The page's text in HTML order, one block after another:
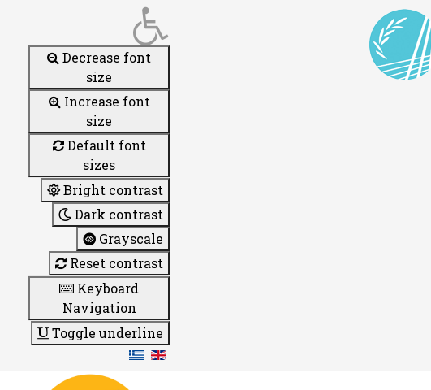
Decrease font
size
Increase font
size
Default font
sizes
Bright contrast
Dark contrast
Grayscale
Reset contrast
Keyboard
Navigation
Toggle underline